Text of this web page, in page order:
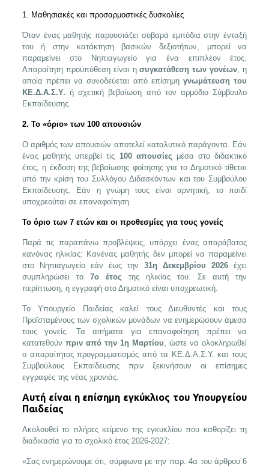
1. Μαθησιακές και προσαρμοστικές δυσκολίες
Όταν ένας μαθητής παρουσιάζει σοβαρά εμπόδια στην ένταξή
του ή στην κατάκτηση βασικών δεξιοτήτων, μπορεί να
παραμείνει στο Νηπιαγωγείο για ένα επιπλέον έτος.
Απαραίτητη προϋπόθεση είναι ησυγκατάθεση των γονέων , η
οποία πρέπει να συνοδεύεται από επίσημη γνωμάτευση του
ΚΕ.Δ.Α.Σ.Υ. ή σχετική βεβαίωση από τον αρμόδιο Σύμβουλο
Εκπαίδευσης.
2. Το «όριο» των 100 απουσιών
Ο αριθμός των απουσιών αποτελεί καταλυτικό παράγοντα. Εάν
ένας μαθητής υπερβεί τις 100 απουσίες μέσα στο διδακτικό
έτος, η έκδοση της βεβαίωσης φοίτησης για το Δημοτικό τίθεται
υπό την κρίση του Συλλόγου Διδασκόντων και του Συμβούλου
Εκπαίδευσης. Εάν η γνώμη τους είναι αρνητική, το παιδί
υποχρεούται σε επαναφοίτηση.
Το όριο των 7 ετών και οι προθεσμίες για τους γονείς
Παρά τις παραπάνω προβλέψεις, υπάρχει ένας απαράβατος
κανόνας ηλικίας: Κανένας μαθητής δεν μπορεί να παραμείνει
στο Νηπιαγωγείο εάν έως την31η Δεκεμβρίου 2026 έχει
συμπληρώσει το 7ο έτος της ηλικίας του. Σε αυτή την
περίπτωση, η εγγραφή στο Δημοτικό είναι υποχρεωτική.
Το Υπουργείο Παιδείας καλεί τους Διευθυντές και τους
Προϊσταμένους των σχολικών μονάδων να ενημερώσουν άμεσα
τους γονείς. Τα αιτήματα για επαναφοίτηση πρέπει να
κατατεθούν πριν από την 1η Μαρτίου , ώστε να ολοκληρωθεί
ο απαραίτητος προγραμματισμός από τα ΚΕ.Δ.Α.Σ.Υ. και τους
Συμβούλους Εκπαίδευσης πριν ξεκινήσουν οι επίσημες
εγγραφές της νέας χρονιάς.
Αυτή είναι η επίσημη εγκύκλιος του Υπουργείου
Παιδείας
Ακολουθεί το πλήρες κείμενο της εγκυκλίου που καθορίζει τη
διαδικασία για το σχολικό έτος 2026-2027:
«Σας ενημερώνουμε ότι, σύμφωνα με την παρ. 4α του άρθρου 6